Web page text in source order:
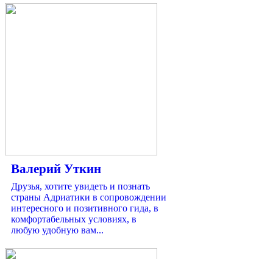
Валерий Уткин
Друзья, хотите увидеть и познать
страны Адриатики в сопровождении
интересного и позитивного гида, в
комфортабельных условиях, в
любую удобную вам...